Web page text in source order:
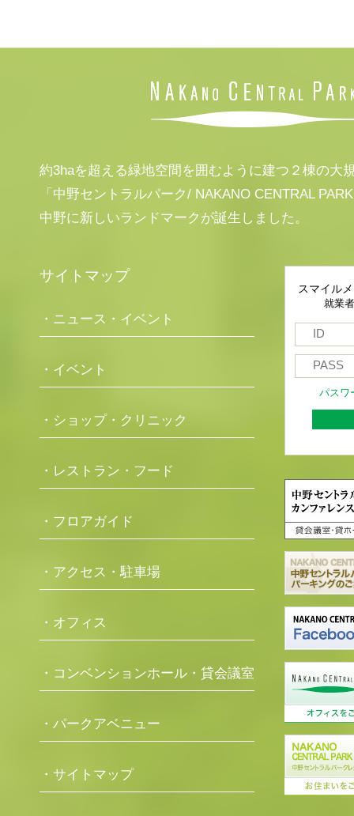
約3haを超える緑地空間を囲むように建つ２棟の大
「中野セントラルパーク/ NAKANO CENTRAL
中野に新しいランドマークが誕生しました。
サイトマップ
・ニュース・イベント
・イベント
・ショップ・クリニック
・レストラン・フード
・フロアガイド
・アクセス・駐車場
・オフィス
・コンベンションホール・貸会議室
・パークアベニュー
・サイトマップ
スマイル
就業
パスワ